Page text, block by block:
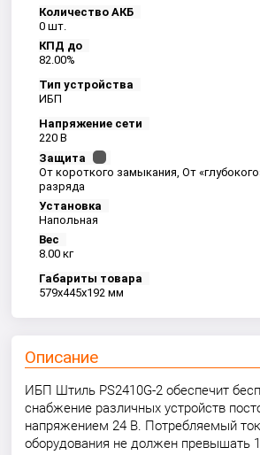
Количество АКБ
0 шт.
КПД до
82.00%
Тип устройства
ИБП
Напряжение сети
220 В
Защита
От короткого замыкания, От
разряда
Установка
Напольная
Вес
8.00 кг
Габариты товара
579x445x192 мм
Описание
ИБП Штиль PS2410G-2 обеспечит
снабжение различных устройств
напряжением 24 В. Потребляемый
оборудования не должен превышать